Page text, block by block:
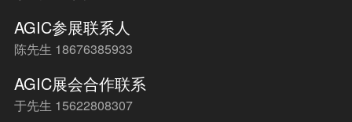
AGIC参展联系人
陈先生 18676385933
AGIC展会合作联系
于先生 15622808307